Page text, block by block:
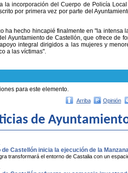
la incorporación del Cuerpo de Policía
por primera vez por parte del
ha hecho hincapié finalmente en "la
Ayuntamiento de Castellón, que ofrece de
integral dirigidos a las mujeres y
a las víctimas".
para este elemento.
Arriba Opinión
de
Castellón inicia la ejecución de la
transformará el entorno de Castalia con un